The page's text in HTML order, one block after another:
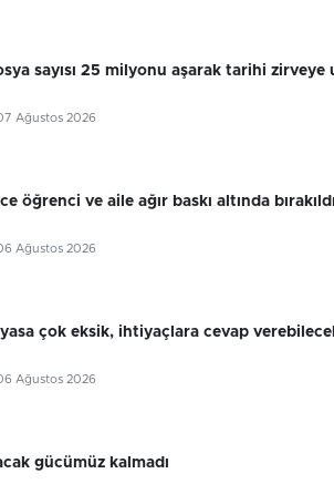
sayısı 25 milyonu aşarak tarihi zirveye
Ağustos 2026
öğrenci ve aile ağır baskı altında bırakıldı
Ağustos 2026
çok eksik, ihtiyaçlara cevap
Ağustos 2026
gücümüz kalmadı